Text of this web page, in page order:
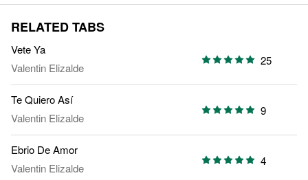
RELATED TABS
Vete Ya
Valentin Elizalde
25
Te Quiero Así
Valentin Elizalde
9
Ebrio De Amor
Valentin Elizalde
4